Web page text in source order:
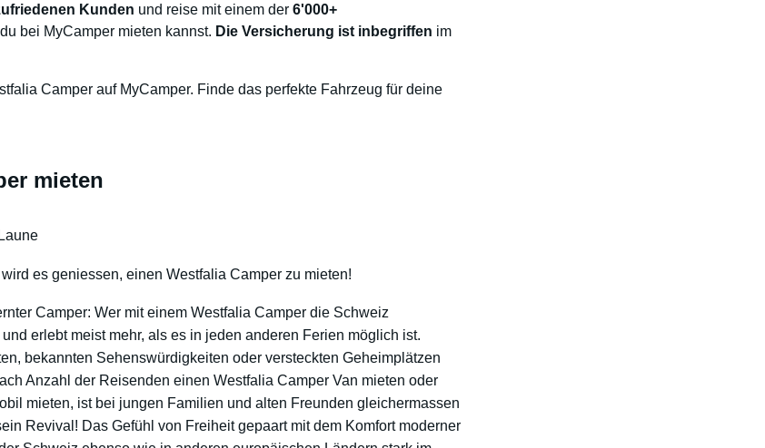
Kunden und reise mit einem der 6'000+
bei MyCamper mieten kannst. Die Versicherung ist inbegriffen im
Camper auf MyCamper. Finde das perfekte Fahrzeug für deine
mieten
es geniessen, einen Westfalia Camper zu mieten!
Camper: Wer mit einem Westfalia Camper die Schweiz
erlebt meist mehr, als es in jeden anderen Ferien möglich ist.
bekannten Sehenswürdigkeiten oder versteckten Geheimplätzen
Anzahl der Reisenden einen Westfalia Camper Van mieten oder
mieten, ist bei jungen Familien und alten Freunden gleichermassen
Revival! Das Gefühl von Freiheit gepaart mit dem Komfort moderner